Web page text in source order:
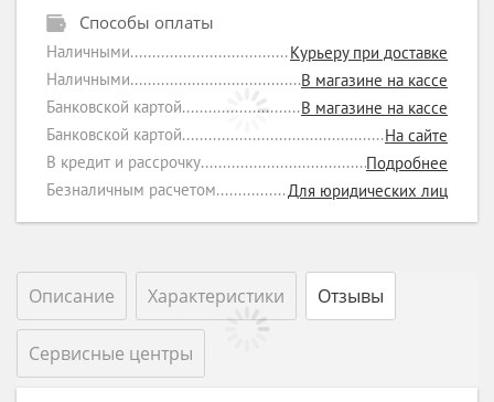
Способы оплаты
Наличными
Курьеру при доставке
Наличными
В магазине на кассе
Банковской картой
В магазине на кассе
Банковской картой
На сайте
В кредит и рассрочку
Подробнее
Безналичным расчетом
Для юридических лиц
Описание Характеристики Отзывы
Сервисные центры